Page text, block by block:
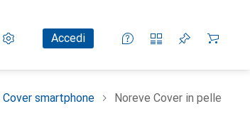
Impostazioni
Conto clienteAccedi
Liste di confronto
Liste dei desideri
Carrello
Cover smartphone Noreve Cover in pelle